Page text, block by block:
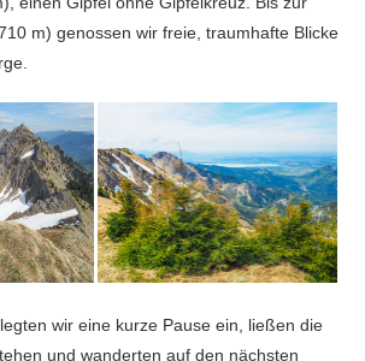
m) genossen wir freie, traumhafte Blicke
wir eine kurze Pause ein, ließen die
und wanderten auf den nächsten